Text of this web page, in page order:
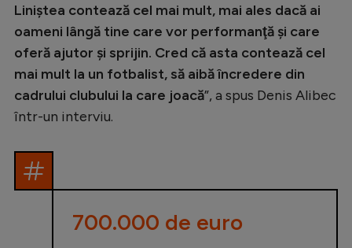
Alte sporturi
JO 2024
JO 2026
Liniştea contează cel mai mult, mai ales dacă ai
oameni lângă tine care vor performanţă şi care
oferă ajutor şi sprijin. Cred că asta contează cel
mai mult la un fotbalist, să aibă încredere din
cadrului clubului la care joacă”, a spus Denis Alibec
într-un interviu.
700.000 de euro